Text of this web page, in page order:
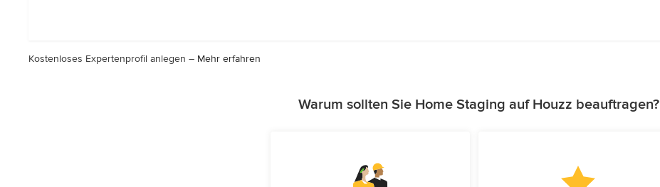
Kostenloses Expertenprofil anlegen – Mehr erfahren
Warum sollten Sie Home Staging auf Houzz beauftragen?